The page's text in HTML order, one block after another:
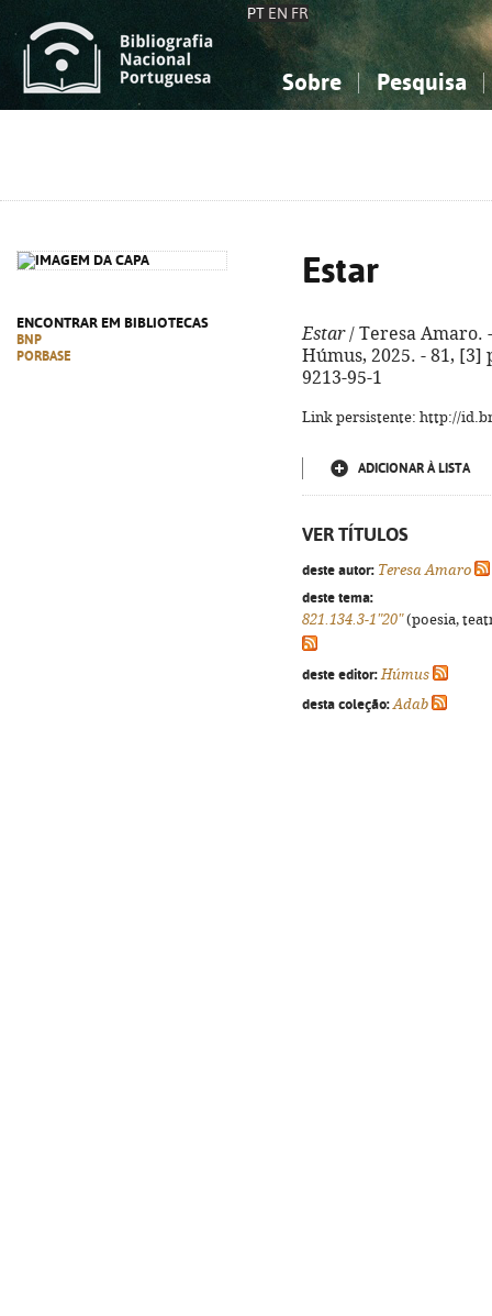
PT EN FR
Sobre Pesquisa
ENCONTRAR EM BIBLIOTECAS
BNP
PORBASE
Estar
Estar/ Teresa Amaro.
Húmus, 2025. - 81, [3]
9213-95-1
Link persistente: http://
ADICIONAR À LISTA
VER TÍTULOS
deste autor: Teresa Amaro
deste tema:
821.134.3-1"20"(poesia,
deste editor: Húmus
desta coleção: Adab